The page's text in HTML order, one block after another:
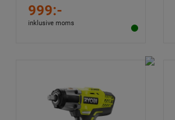
999:-
inklusive moms